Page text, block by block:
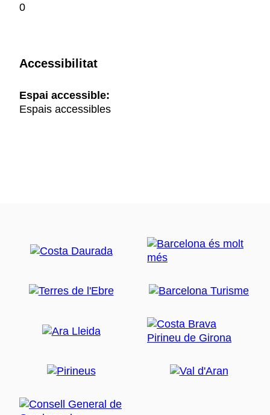
0
Accessibilitat
Espai accessible:
Espais accessibles